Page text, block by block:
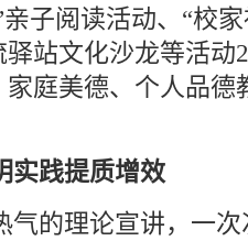
子阅读活动、“校
站文化沙龙等活动
庭美德、个人品德
实践提质增效
气的理论宣讲，一